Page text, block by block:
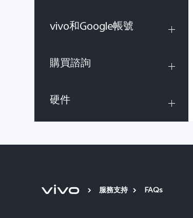
vivo和Google帳號
購買諮詢
硬件
服務支持 FAQs